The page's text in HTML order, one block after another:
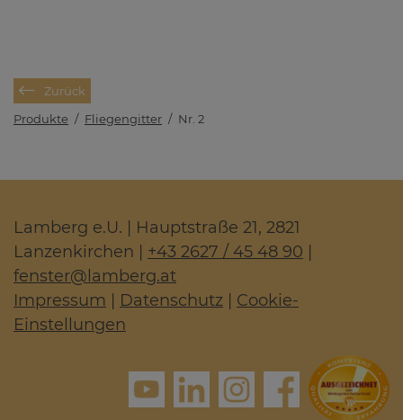
Zurück
Produkte / Fliegengitter / Nr. 2
Lamberg e.U. | Hauptstraße 21, 2821
Lanzenkirchen | +43 2627 / 45 48 90
fenster@ lamberg.at
Impressum
Datenschutz
Cookie-
Einstellungen